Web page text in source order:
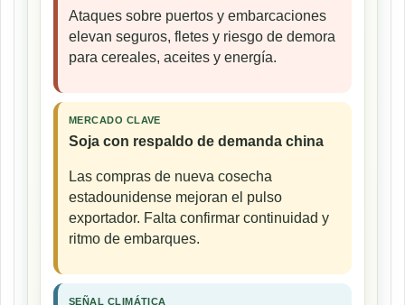
Ataques sobre puertos y embarcaciones
elevan seguros, fletes y riesgo de demora
para cereales, aceites y energía.
MERCADO CLAVE
Soja con respaldo de demanda china
Las compras de nueva cosecha
estadounidense mejoran el pulso
exportador. Falta confirmar continuidad y
ritmo de embarques.
SEÑAL CLIMÁTICA